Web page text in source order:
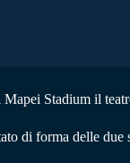
Stadium il
di forma delle due